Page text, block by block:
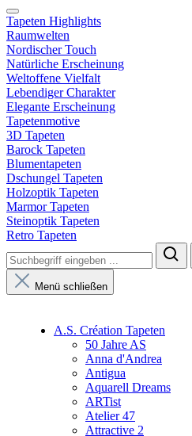
Tapeten Highlights
Raumwelten
Nordischer Touch
Natürliche Erscheinung
Weltoffene Vielfalt
Lebendiger Charakter
Elegante Erscheinung
Tapetenmotive
3D Tapeten
Barock Tapeten
Blumentapeten
Dschungel Tapeten
Holzoptik Tapeten
Marmor Tapeten
Steinoptik Tapeten
Retro Tapeten
Menü schließen
A.S. Création Tapeten
50 Jahre AS
Anna d'Andrea
Antigua
Aquarell Dreams
ARTist
Atelier 47
Attractive 2